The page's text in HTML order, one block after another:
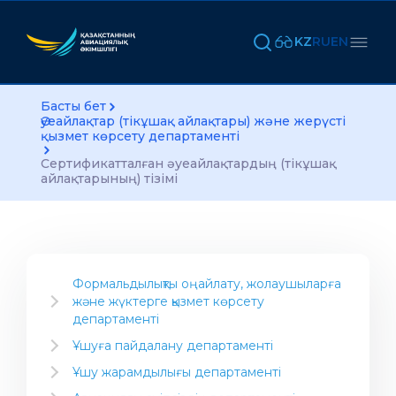
KZRUEN
Басты бет
Әуеайлақтар (тікұшақ айлақтары) және жерүсті
қызмет көрсету департаменті
Сертификатталған әуеайлақтардың (тікұшақ
айлақтарының) тізімі
Формальдылықты оңайлату, жолаушыларға
және жүктерге қызмет көрсету
департаменті
Салаға арналған ақпарат
Департаменттің Жобалары
Ұшуға пайдалану департаменті
Әуекомпаниясын ашу
Авиациялық жұмыстарды орындау үшін
Ұшу жарамдылығы департаменті
Үлгі сертификатын тану